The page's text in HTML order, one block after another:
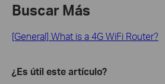
Buscar Más
[General] What is a 4G WiFi Router?
¿Es útil este artículo?